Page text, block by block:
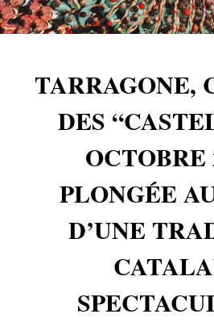
TARRAGONE,
DES
OCTOBRE
PLONGÉE
D’UNE